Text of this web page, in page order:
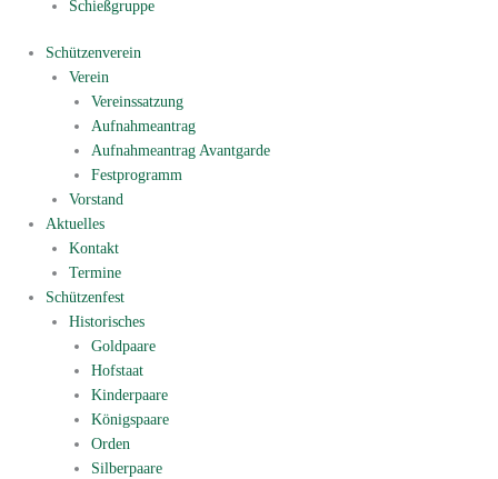
Schießgruppe
Schützenverein
Verein
Vereinssatzung
Aufnahmeantrag
Aufnahmeantrag Avantgarde
Festprogramm
Vorstand
Aktuelles
Kontakt
Termine
Schützenfest
Historisches
Goldpaare
Hofstaat
Kinderpaare
Königspaare
Orden
Silberpaare